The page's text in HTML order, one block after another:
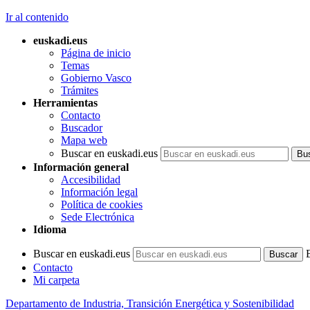
Ir al contenido
euskadi.eus
Página de inicio
Temas
Gobierno Vasco
Trámites
Herramientas
Contacto
Buscador
Mapa web
Buscar en euskadi.eus
Información general
Accesibilidad
Información legal
Política de cookies
Sede Electrónica
Idioma
Buscar en euskadi.eus
Contacto
Mi carpeta
Departamento de Industria, Transición Energética y Sostenibilidad